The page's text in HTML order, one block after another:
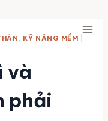
KỸ NĂNG MỀM
và
phải